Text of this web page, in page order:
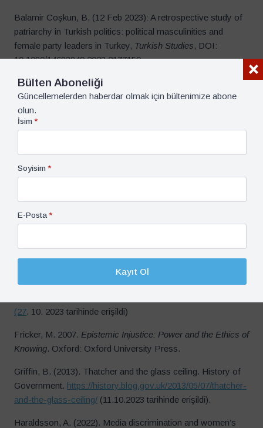
Balamir Coşkun, B. (12 Feb 2023): A retrospective study of
patriarchy in Turkish politics: political masculinities and
female party leaders in Turkey, Turkish Studies, DOI:
10.1080/14683849.2023.2177159
Cin, F. M., & Süleymanoğlu-Kürüm, R. (2021). Alternative
Explanations from Feminist Theories: Towards a Feminist
Framework for the Europeanisation Process.
framing of Europeanisation: Gender equality policies in
young women in politics have always faced prejudice. The
elizabeth-to-sanna-marin-young-women-in-politics-have-
always-faced-prejudice-191306
cinsiyetle alakalı soruyu sevmedi (1 Aralık),
Euronews,https://tr.euronews.com/2022/12/01/sanna-marin-
(27. 10. 2023 tarihinde erişildi)
Fricker, M. 2007. Epistemic Injustice: Power and the Ethics of
Knowing. Oxford: Oxford University Press.
Griffin, B. (2013). Thatcher and the glass ceiling. History of
Government. https://history.blog.gov.uk/2013/05/07/thatcher-
and-the-glass-ceiling/ (11.10.2023 tarihinde erişildi).
Haraldsson, A. (2022). Media discrimination and women’s